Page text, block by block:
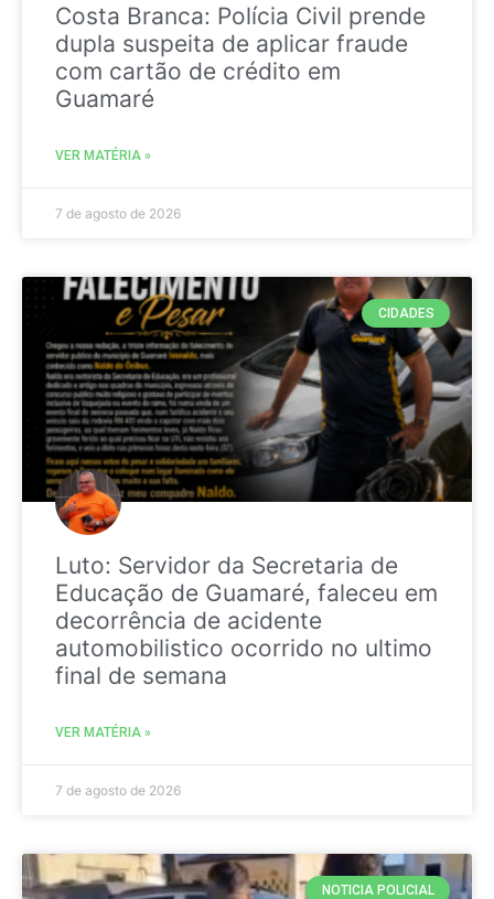
Costa Branca: Polícia Civil prende
dupla suspeita de aplicar fraude
com cartão de crédito em
Guamaré
VER MATÉRIA »
7 de agosto de 2026
CIDADES
Luto: Servidor da Secretaria de
Educação de Guamaré, faleceu em
decorrência de acidente
automobilistico ocorrido no ultimo
final de semana
VER MATÉRIA »
7 de agosto de 2026
NOTICIA POLICIAL